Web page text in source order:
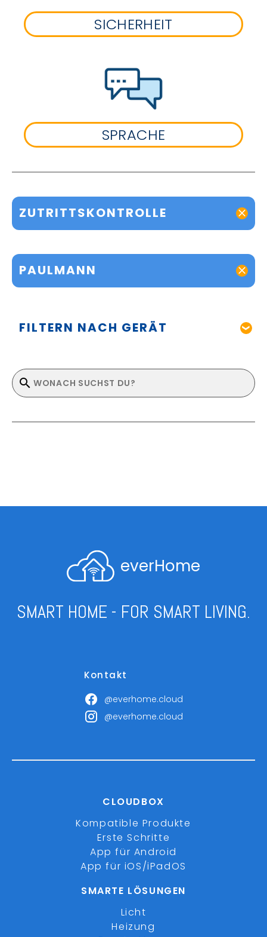
SICHERHEIT
SPRACHE
ZUTRITTSKONTROLLE
PAULMANN
FILTERN NACH GERÄT
everHome
SMART HOME - FOR SMART LIVING.
Kontakt
@everhome.cloud
@everhome.cloud
CLOUDBOX
Kompatible Produkte
Erste Schritte
App für Android
App für iOS/iPadOS
SMARTE LÖSUNGEN
Licht
Heizung